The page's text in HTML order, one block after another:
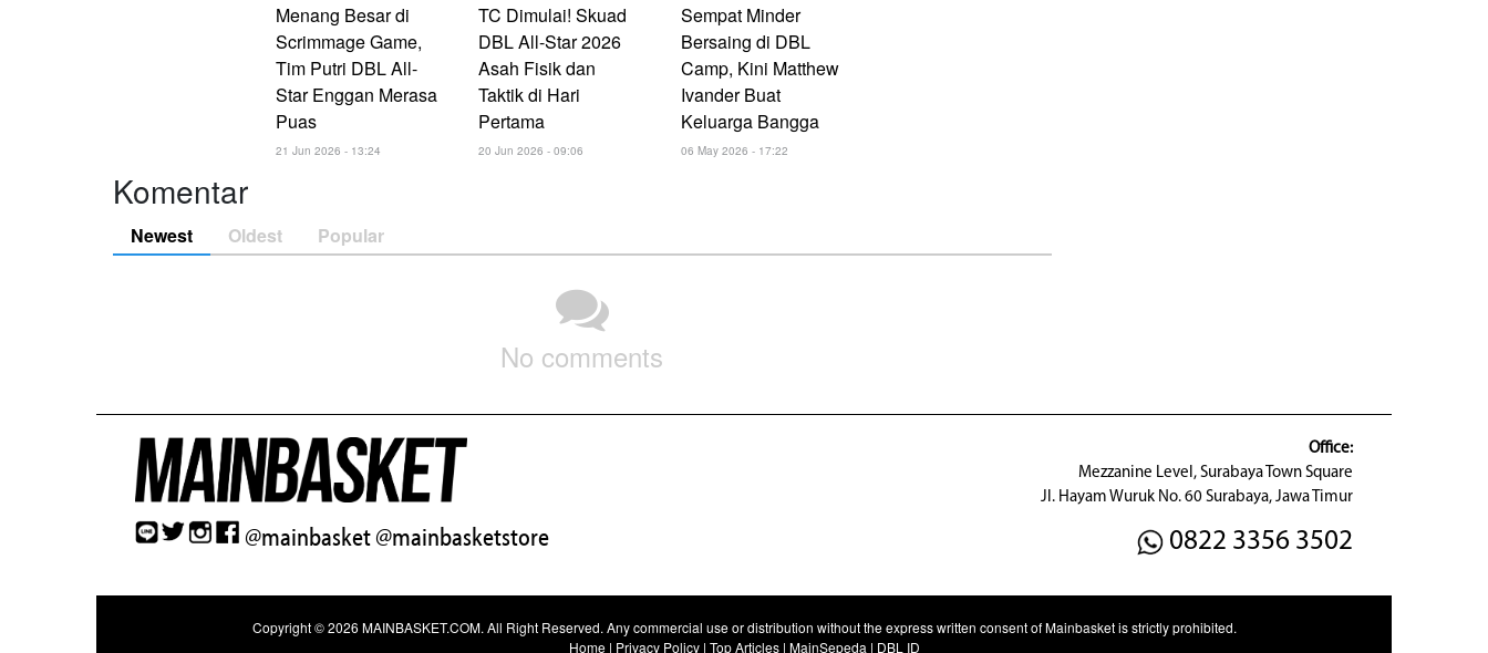
Menang Besar di
Scrimmage Game,
Tim Putri DBL All-
Star Enggan Merasa
Puas
21 Jun 2026 - 13:24
TC Dimulai! Skuad
DBL All-Star 2026
Asah Fisik dan
Taktik di Hari
Pertama
20 Jun 2026 - 09:06
Sempat Minder
Bersaing di DBL
Camp, Kini Matthew
Ivander Buat
Keluarga Bangga
06 May 2026 - 17:22
Komentar
Newest Oldest Popular
No comments
@mainbasket@mainbasketstore
Office:
Mezzanine Level, Surabaya Town Square
Jl. Hayam Wuruk No. 60 Surabaya, Jawa Timur
0822 3356 3502
Copyright © 2026 MAINBASKET.COM. All Right Reserved. Any commercial use or distribution without the express written consent of Mainbasket is strictly prohibited.
Home| Privacy Policy| Top Articles| MainSepeda | DBL ID